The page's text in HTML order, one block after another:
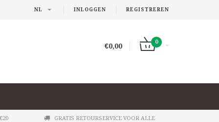
INLOGGEN REGISTREREN
NL
€0,00
0
GRATIS RETOURSERVICE VOOR ALLE